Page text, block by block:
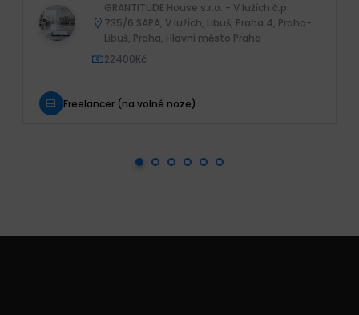
GRANTITUDE House s.r.o. - V lužích č.p.
735/6 SAPA, V lužích, Libuš, Praha 4, Praha-
Libuš, Praha, Hlavní město Praha
22400Kč
Freelancer (na volné noze)